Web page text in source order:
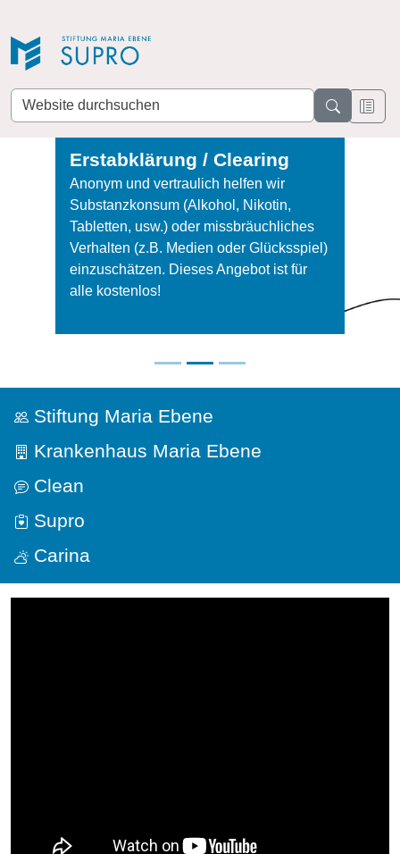
Website
durchsuchen
Erstabklärung / Clearing
Anonym und vertraulich helfen wir
Substanzkonsum (Alkohol, Nikotin,
Tabletten, usw.) oder missbräuchliches
Verhalten (z.B. Medien oder Glücksspiel)
einzuschätzen. Dieses Angebot ist für
alle kostenlos!
Stiftung Maria Ebene
Krankenhaus Maria Ebene
Clean
Supro
Carina